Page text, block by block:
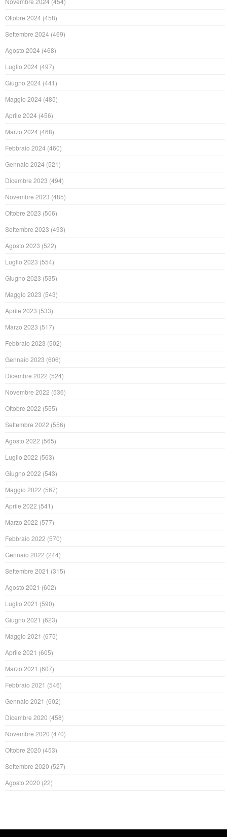
Ottobre 2024 (458)
Settembre 2024 (469)
Agosto 2024 (468)
Luglio 2024 (497)
Giugno 2024 (441)
Maggio 2024 (485)
Aprile 2024 (456)
Marzo 2024 (468)
Febbraio 2024 (460)
Gennaio 2024 (521)
Dicembre 2023 (494)
Novembre 2023 (485)
Ottobre 2023 (506)
Settembre 2023 (493)
Agosto 2023 (522)
Luglio 2023 (554)
Giugno 2023 (535)
Maggio 2023 (543)
Aprile 2023 (533)
Marzo 2023 (517)
Febbraio 2023 (502)
Gennaio 2023 (606)
Dicembre 2022 (524)
Novembre 2022 (536)
Ottobre 2022 (555)
Settembre 2022 (556)
Agosto 2022 (565)
Luglio 2022 (563)
Giugno 2022 (543)
Maggio 2022 (567)
Aprile 2022 (541)
Marzo 2022 (577)
Febbraio 2022 (570)
Gennaio 2022 (244)
Settembre 2021 (315)
Agosto 2021 (602)
Luglio 2021 (590)
Giugno 2021 (623)
Maggio 2021 (675)
Aprile 2021 (605)
Marzo 2021 (607)
Febbraio 2021 (546)
Gennaio 2021 (602)
Dicembre 2020 (458)
Novembre 2020 (470)
Ottobre 2020 (453)
Settembre 2020 (527)
Agosto 2020 (22)